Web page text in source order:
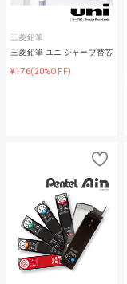
三菱鉛筆
三菱鉛筆 ユニ シャープ替芯
¥176(20%OFF)